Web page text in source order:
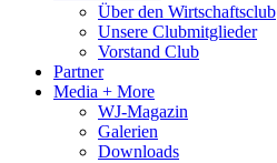
Über den Wirtschaftsclub
Unsere Clubmitglieder
Vorstand Club
Partner
Media + More
WJ-Magazin
Galerien
Downloads